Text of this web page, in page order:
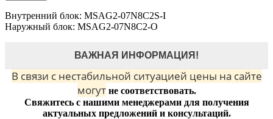
Внутренний блок: MSAG2-07N8C2S-I
Наружный блок: MSAG2-07N8C2-O
ВАЖНАЯ ИНФОРМАЦИЯ!
В связи с нестабильной ситуацией цены на сайте
могутне соответствовать.
Свяжитесь с нашими менеджерами для получения
актуальных предложений и консультаций.